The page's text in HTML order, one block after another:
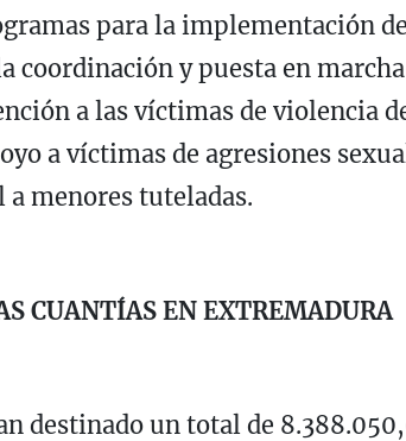
para la implementación
coordinación y puesta en
a las víctimas de violencia
a víctimas de agresiones
menores tuteladas.
CUANTÍAS EN EXTREMADURA
destinado un total de